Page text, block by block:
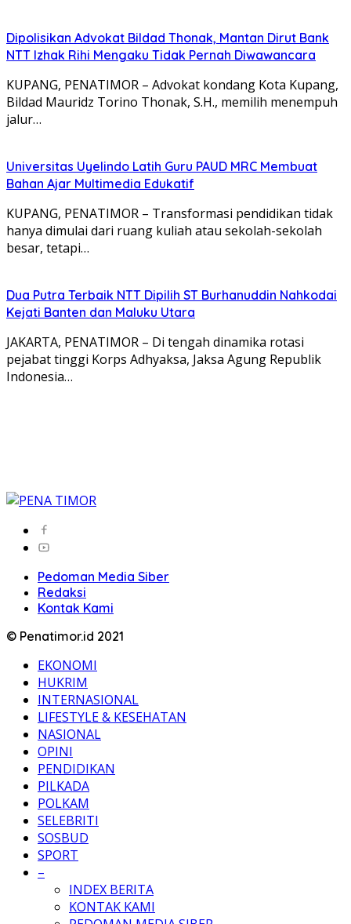
Dipolisikan Advokat Bildad Thonak, Mantan Dirut Bank
NTT Izhak Rihi Mengaku Tidak Pernah Diwawancara
KUPANG, PENATIMOR – Advokat kondang Kota Kupang,
Bildad Mauridz Torino Thonak, S.H., memilih menempuh
jalur…
Universitas Uyelindo Latih Guru PAUD MRC Membuat
Bahan Ajar Multimedia Edukatif
KUPANG, PENATIMOR – Transformasi pendidikan tidak
hanya dimulai dari ruang kuliah atau sekolah-sekolah
besar, tetapi…
Dua Putra Terbaik NTT Dipilih ST Burhanuddin Nahkodai
Kejati Banten dan Maluku Utara
JAKARTA, PENATIMOR – Di tengah dinamika rotasi
pejabat tinggi Korps Adhyaksa, Jaksa Agung Republik
Indonesia…
Pedoman Media Siber
Redaksi
Kontak Kami
© Penatimor.id 2021
EKONOMI
HUKRIM
INTERNASIONAL
LIFESTYLE & KESEHATAN
NASIONAL
OPINI
PENDIDIKAN
PILKADA
POLKAM
SELEBRITI
SOSBUD
SPORT
–
INDEX BERITA
KONTAK KAMI